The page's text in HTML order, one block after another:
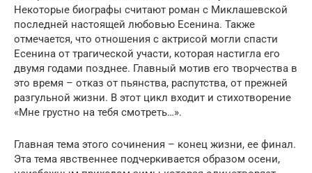
Некоторые биографы считают роман с Миклашевской
последней настоящей любовью Есенина. Также
отмечается, что отношения с актрисой могли спасти
Есенина от трагической участи, которая настигла его
двумя годами позднее. Главный мотив его творчества в
это время – отказ от пьянства, распутства, от прежней
разгульной жизни. В этот цикл входит и стихотворение
«Мне грустно на тебя смотреть…».
Главная тема этого сочинения – конец жизни, ее финал.
Эта тема явственнее подчеркивается образом осени,